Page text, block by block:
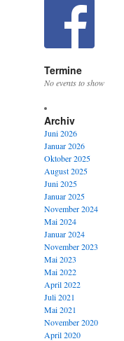
Termine
No events to show
Archiv
Juni 2026
Januar 2026
Oktober 2025
August 2025
Juni 2025
Januar 2025
November 2024
Mai 2024
Januar 2024
November 2023
Mai 2023
Mai 2022
April 2022
Juli 2021
Mai 2021
November 2020
April 2020